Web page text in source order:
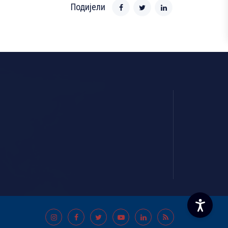
Подијели